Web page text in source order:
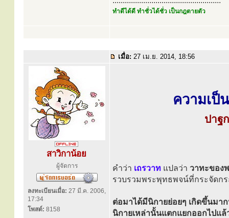
ทำดีได้ดี ทำชั่วได้ชั่ว เป็นกฎตายตัว
เมื่อ: 27 เม.ย. 2014, 18:56
สาวิกาน้อย
ผู้จัดการ
ลงทะเบียนเมื่อ: 27 มี.ค. 2006,
17:34
โพสต์: 8158
ความเป็
ปาฐ
คำว่า เถรวาท แปลว่า วาทะของ
รวบรวมพระพุทธพจน์ที่กระจัดก
ต่อมาได้มีนิกายย่อยๆ เกิดขึ้นม
นิกายเหล่านั้นแตกแยกออกไปแล้